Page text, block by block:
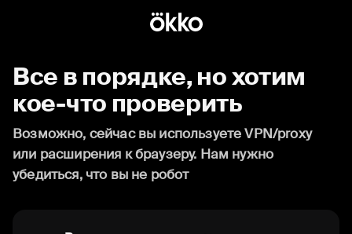
Все в порядке, но хотим
кое-что проверить
Возможно, сейчас вы используете VPN/proxy
или расширения к браузеру. Нам нужно
убедиться, что вы не робот